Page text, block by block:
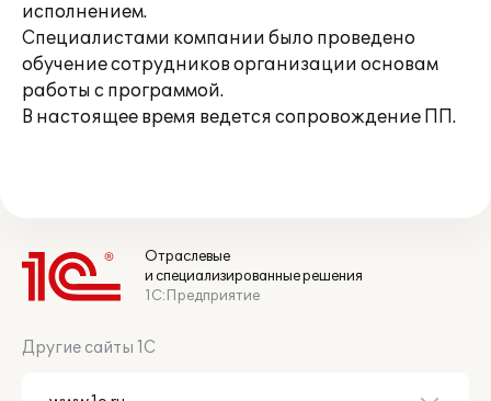
исполнением.
Специалистами компании было проведено
обучение сотрудников организации основам
работы с программой.
В настоящее время ведется сопровождение ПП.
Отраслевые
и специализированные решения
1С:Предприятие
Другие сайты 1С